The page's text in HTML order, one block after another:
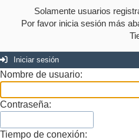
Solamente usuarios
Por favor inicia sesión más
Iniciar sesión
Nombre de usuario:
Contraseña:
Tiempo de conexión: